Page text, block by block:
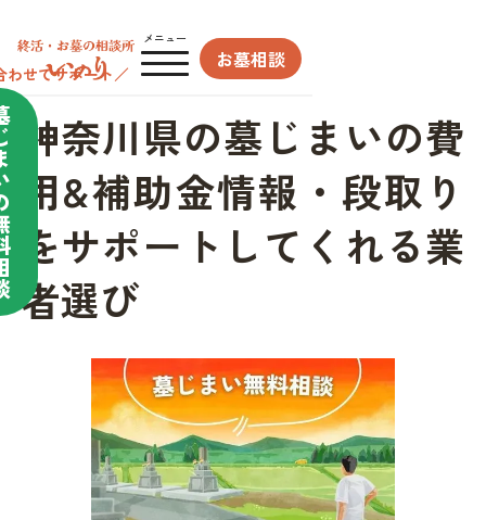
メニュー
お墓相談
わせてサポート／
神奈川県の墓じまいの費
用&補助金情報・段取り
をサポートしてくれる業
者選び